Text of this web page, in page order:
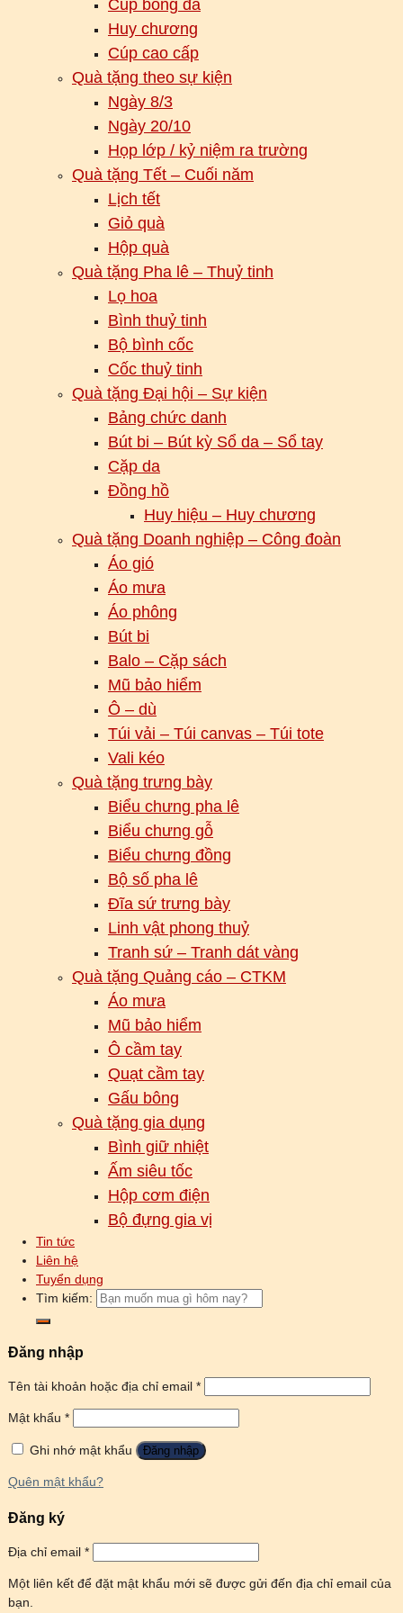
Cúp bóng đá
Huy chương
Cúp cao cấp
Quà tặng theo sự kiện
Ngày 8/3
Ngày 20/10
Họp lớp / kỷ niệm ra trường
Quà tặng Tết – Cuối năm
Lịch tết
Giỏ quà
Hộp quà
Quà tặng Pha lê – Thuỷ tinh
Lọ hoa
Bình thuỷ tinh
Bộ bình cốc
Cốc thuỷ tinh
Quà tặng Đại hội – Sự kiện
Bảng chức danh
Bút bi – Bút kỳ Sổ da – Sổ tay
Cặp da
Đồng hồ
Huy hiệu – Huy chương
Quà tặng Doanh nghiệp – Công đoàn
Áo gió
Áo mưa
Áo phông
Bút bi
Balo – Cặp sách
Mũ bảo hiểm
Ô – dù
Túi vải – Túi canvas – Túi tote
Vali kéo
Quà tặng trưng bày
Biểu chưng pha lê
Biểu chưng gỗ
Biểu chưng đồng
Bộ số pha lê
Đĩa sứ trưng bày
Linh vật phong thuỷ
Tranh sứ – Tranh dát vàng
Quà tặng Quảng cáo – CTKM
Áo mưa
Mũ bảo hiểm
Ô cầm tay
Quạt cầm tay
Gấu bông
Quà tặng gia dụng
Bình giữ nhiệt
Ấm siêu tốc
Hộp cơm điện
Bộ đựng gia vị
Tin tức
Liên hệ
Tuyển dụng
Tìm kiếm:
Đăng nhập
Tên tài khoản hoặc địa chỉ email *
Mật khẩu *
Ghi nhớ mật khẩu Đăng nhập
Quên mật khẩu?
Đăng ký
Địa chỉ email *
Một liên kết để đặt mật khẩu mới sẽ được gửi đến địa chỉ email của
bạn.